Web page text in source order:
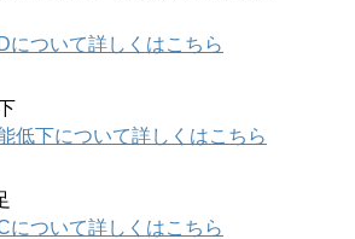
について詳しくはこちら
低下について詳しくはこちら
について詳しくはこちら